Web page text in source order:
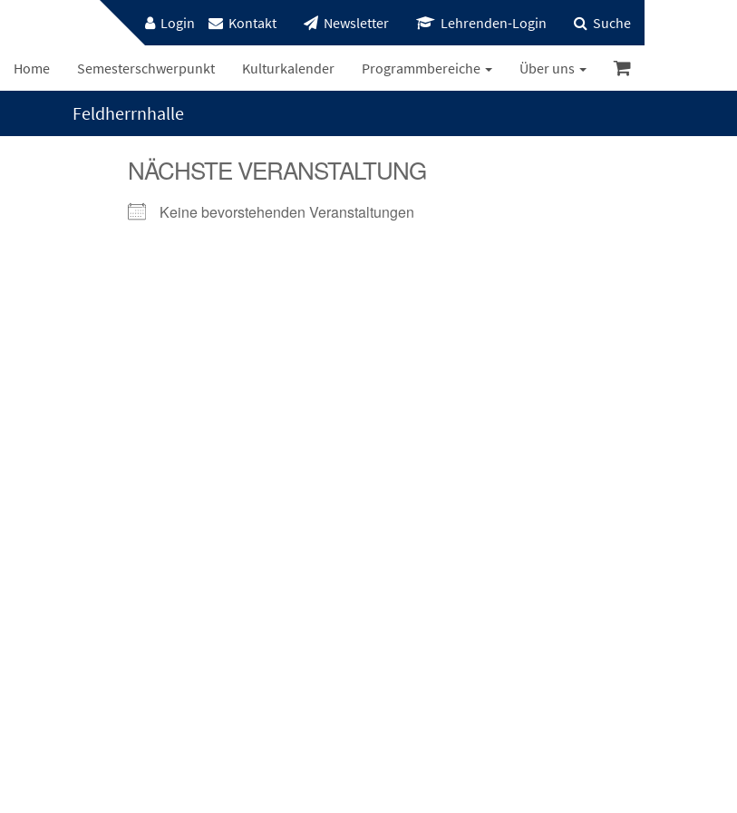
Login Kontakt Newsletter Lehrenden-Login Suche
Home Semesterschwerpunkt Kulturkalender Programmbereiche Über uns
Feldherrnhalle
NÄCHSTE VERANSTALTUNG
Keine bevorstehenden Veranstaltungen